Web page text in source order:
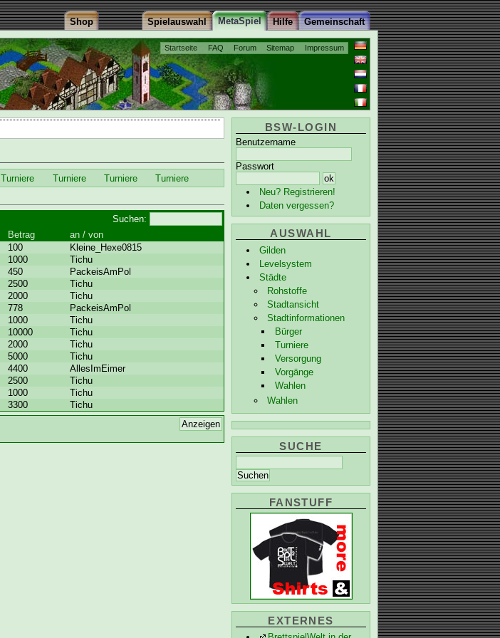
Startseite FAQ Forum Sitemap Impressum
Gemeinschaft
Hilfe
MetaSpiel
Spielauswahl
Shop
BSW-LOGIN
Benutzername
Passwort
Neu? Registrieren!
Daten vergessen?
AUSWAHL
Gilden
Levelsystem
Städte
Rohstoffe
Stadtansicht
Stadtinformationen
Bürger
Turniere
Versorgung
Vorgänge
Wahlen
Wahlen
SUCHE
FANSTUFF
EXTERNES
Turniere Turniere Turniere Turniere
Suchen:
Betrag
an / von
100
Kleine_Hexe0815
1000
Tichu
450
PackeisAmPol
2500
Tichu
2000
Tichu
778
PackeisAmPol
1000
Tichu
10000
Tichu
2000
Tichu
5000
Tichu
4400
AllesImEimer
2500
Tichu
1000
Tichu
3300 Tichu